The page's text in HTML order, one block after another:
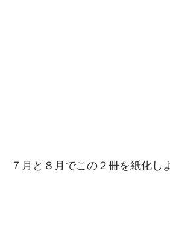
７月と８月でこの２冊を紙化し